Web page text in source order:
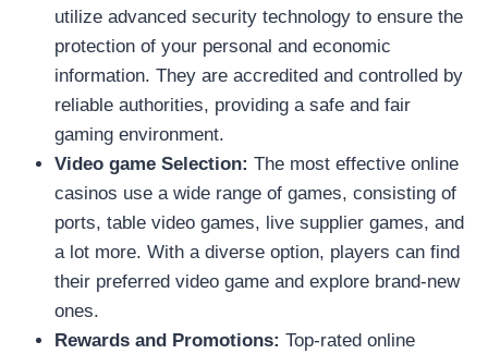
utilize advanced security technology to ensure the
protection of your personal and economic
information. They are accredited and controlled by
reliable authorities, providing a safe and fair
gaming environment.
Video game Selection: The most effective online
casinos use a wide range of games, consisting of
ports, table video games, live supplier games, and
a lot more. With a diverse option, players can find
their preferred video game and explore brand-new
ones.
Rewards and Promotions: Top-rated online